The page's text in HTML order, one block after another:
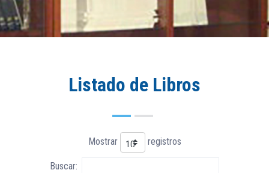
Listado de Libros
Mostrar registros
Buscar: